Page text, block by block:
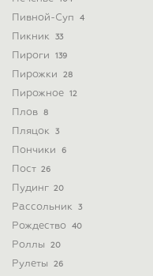
Пивной-Суп 4
Пикник 33
Пироги 139
Пирожки 28
Пирожное 12
Плов 8
Пляцок 3
Пончики 6
Пост 26
Пудинг 20
Рассольник 3
Рождество 40
Роллы 20
Рулеты 26